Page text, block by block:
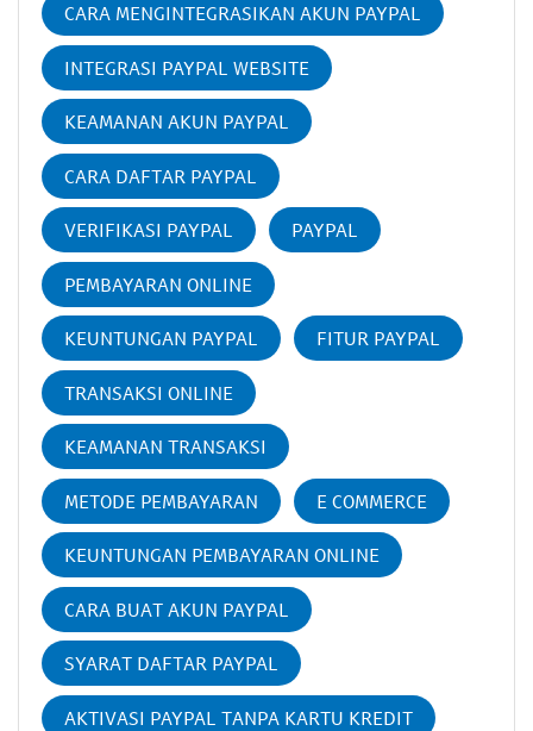
CARA MENGINTEGRASIKAN AKUN PAYPAL
INTEGRASI PAYPAL WEBSITE
KEAMANAN AKUN PAYPAL
CARA DAFTAR PAYPAL
VERIFIKASI PAYPAL PAYPAL
PEMBAYARAN ONLINE
KEUNTUNGAN PAYPAL FITUR PAYPAL
TRANSAKSI ONLINE
KEAMANAN TRANSAKSI
METODE PEMBAYARAN E COMMERCE
KEUNTUNGAN PEMBAYARAN ONLINE
CARA BUAT AKUN PAYPAL
SYARAT DAFTAR PAYPAL
AKTIVASI PAYPAL TANPA KARTU KREDIT